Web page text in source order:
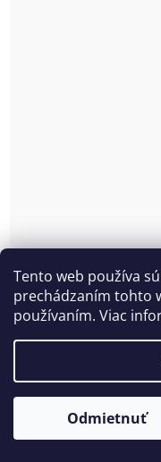
Tento web používa
prechádzaním tohto
používaním. Viac
Odmietnuť
Laserové bedrové
/hipster Jadea 80030